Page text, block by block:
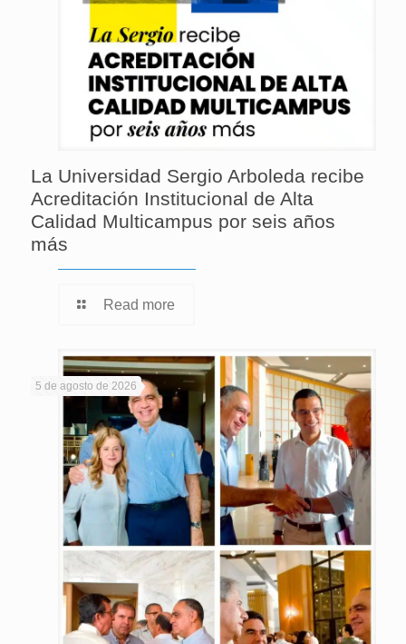
La Universidad Sergio Arboleda recibe
Acreditación Institucional de Alta
Calidad Multicampus por seis años
más
Read more
5 de agosto de 2026